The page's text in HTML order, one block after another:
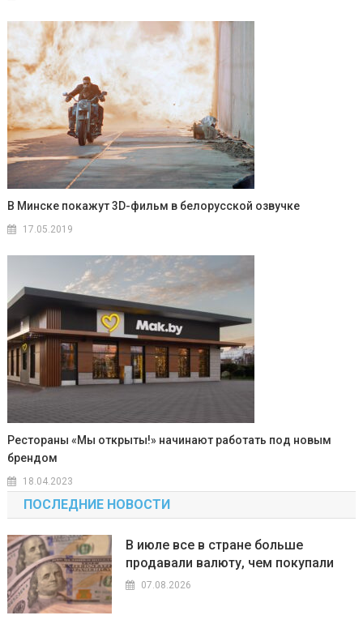
В Минске покажут 3D-фильм в белорусской озвучке
17.05.2019
Рестораны «Мы открыты!» начинают работать под новым
брендом
18.04.2023
ПОСЛЕДНИЕ НОВОСТИ
В июле все в стране больше
продавали валюту, чем покупали
07.08.2026